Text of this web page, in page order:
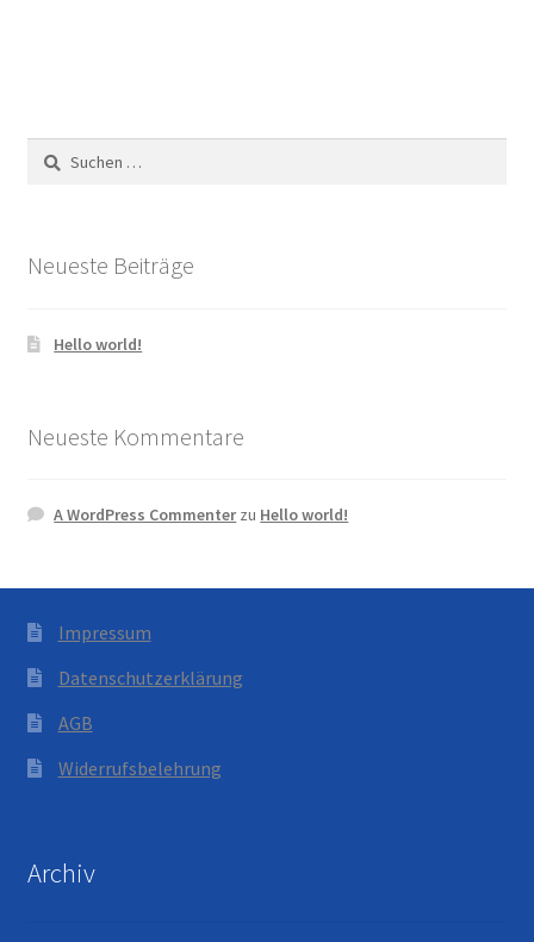
Suchen
nach:
Neueste Beiträge
Hello world!
Neueste Kommentare
A WordPress Commenterzu Hello world!
Impressum
Datenschutzerklärung
AGB
Widerrufsbelehrung
Archiv